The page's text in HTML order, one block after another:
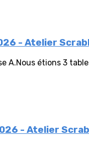
- Atelier
A.Nous étions 3
- Atelier